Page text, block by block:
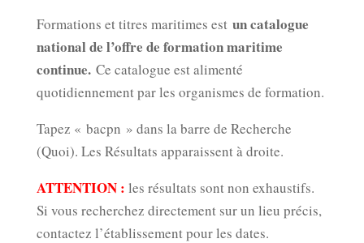
Formations et titres maritimes est un catalogue
national de l’offre de formation maritime
continue.Ce catalogue est alimenté
quotidiennement par les organismes de formation.
Tapez « bacpn » dans la barre de Recherche
(Quoi). Les Résultats apparaissent à droite.
ATTENTION : les résultats sont non exhaustifs.
Si vous recherchez directement sur un lieu précis,
contactez l’établissement pour les dates.